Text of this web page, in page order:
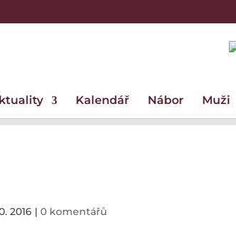
Kalendář Nábor Muži
2016 |0 komentářů